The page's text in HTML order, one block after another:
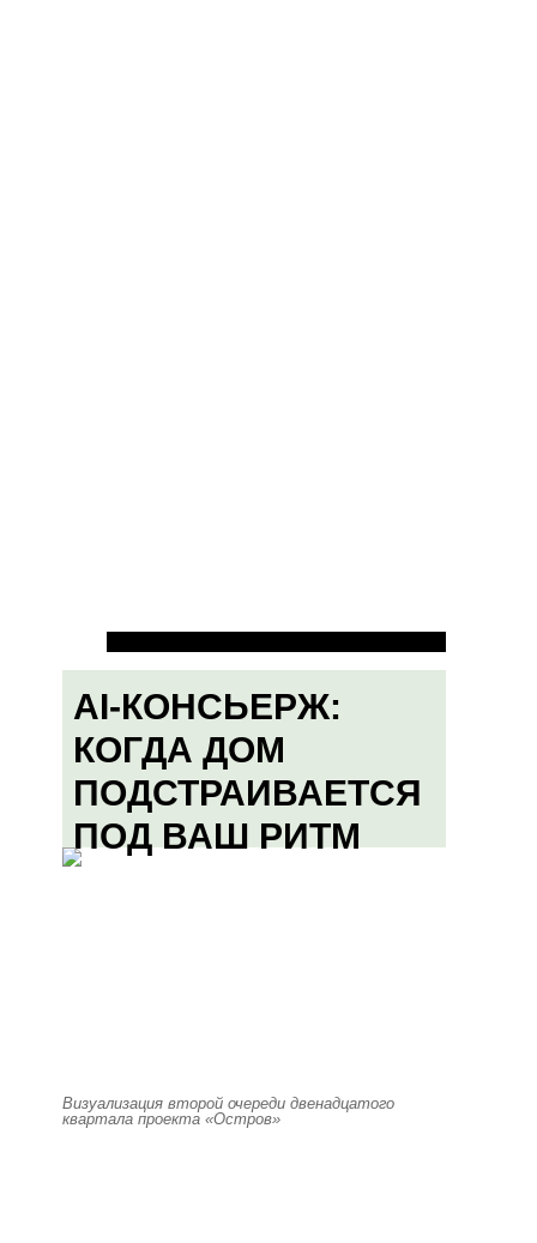
AI-КОНСЬЕРЖ:
КОГДА ДОМ
ПОДСТРАИВАЕТСЯ
ПОД ВАШ РИТМ
Визуализация второй очереди двенадцатого
квартала проекта «Остров»